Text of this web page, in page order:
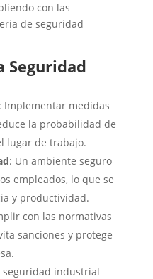
con las
de seguridad
Seguridad
Implementar medidas
la probabilidad de
lugar de trabajo.
: Un ambiente seguro
empleados, lo que se
y productividad.
con las normativas
sanciones y protege
seguridad industrial